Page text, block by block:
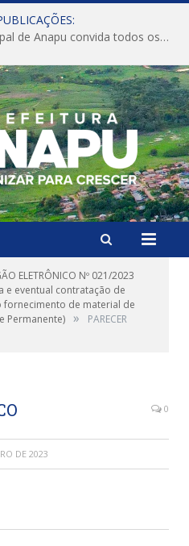
CONVITE A Prefeitura Municipal de Anapu convida todos os servidores públicos municipais para participarem da Audiência Pública de discussão da Lei de Diretrizes Orçamentárias (LDO), importante instrumento de planejamento das ações e investimentos da Administração Pública para o próximo exercício financeiro.
ELETRÔNICO Nº 021/2023
e eventual contratação de
fornecimento de material de
Permanente) »
PARECER
0
DE 2023